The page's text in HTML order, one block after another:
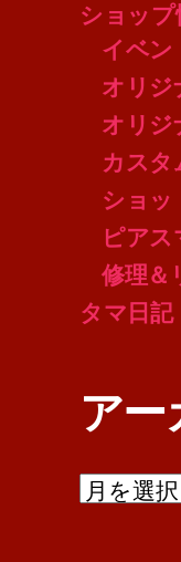
ショップ
イベン
オリジ
オリジ
カスタ
ショッ
ピアス
修理＆
タマ日記
アー
ア
ー